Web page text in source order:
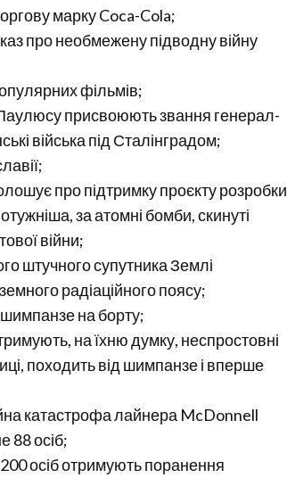
марку Coca-Cola;
про необмежену підводну війну
фільмів;
Паулюсу присвоюють звання генерал-
війська під Сталінградом;
про підтримку проєкту розробки
за атомні бомби, скинуті
війни;
штучного супутника Землі
радіаційного поясу;
шимпанзе на борту;
на їхню думку, неспростовні
походить від шимпанзе і вперше
катастрофа лайнера McDonnell
88 осіб;
осіб отримують поранення